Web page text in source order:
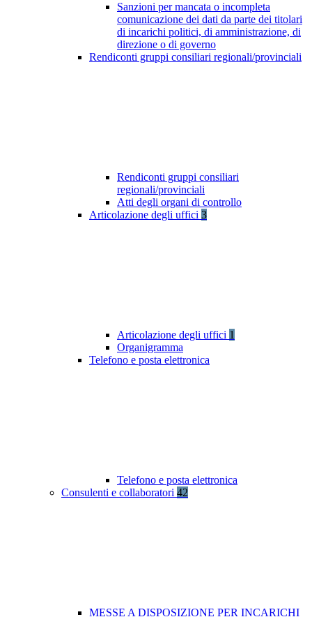
Sanzioni per mancata o incompleta
comunicazione dei dati da parte dei titolari
di incarichi politici, di amministrazione, di
direzione o di governo
Rendiconti gruppi consiliari regionali/provinciali
Rendiconti gruppi consiliari
regionali/provinciali
Atti degli organi di controllo
Articolazione degli uffici 3
Articolazione degli uffici 1
Organigramma
Telefono e posta elettronica
Telefono e posta elettronica
Consulenti e collaboratori 42
MESSE A DISPOSIZIONE PER INCARICHI